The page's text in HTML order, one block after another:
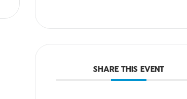
SHARE THIS EVENT